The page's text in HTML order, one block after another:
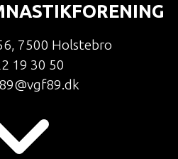
, 7500 Holstebro
19 30 50